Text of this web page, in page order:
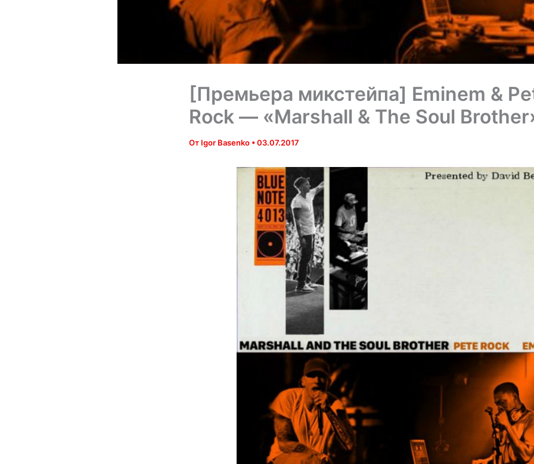
[Премьера микстейпа] Eminem &
Rock — «Marshall & The Soul
От Igor Basenko •03.07.2017